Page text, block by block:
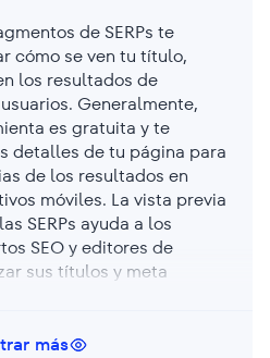
de SERPs te
cómo se ven tu título,
los resultados de
Generalmente,
es gratuita y te
detalles de tu página para
de los resultados en
móviles. La vista previa
SERPs ayuda a los
SEO y editores de
sus títulos y meta
las tasas de clics.
más